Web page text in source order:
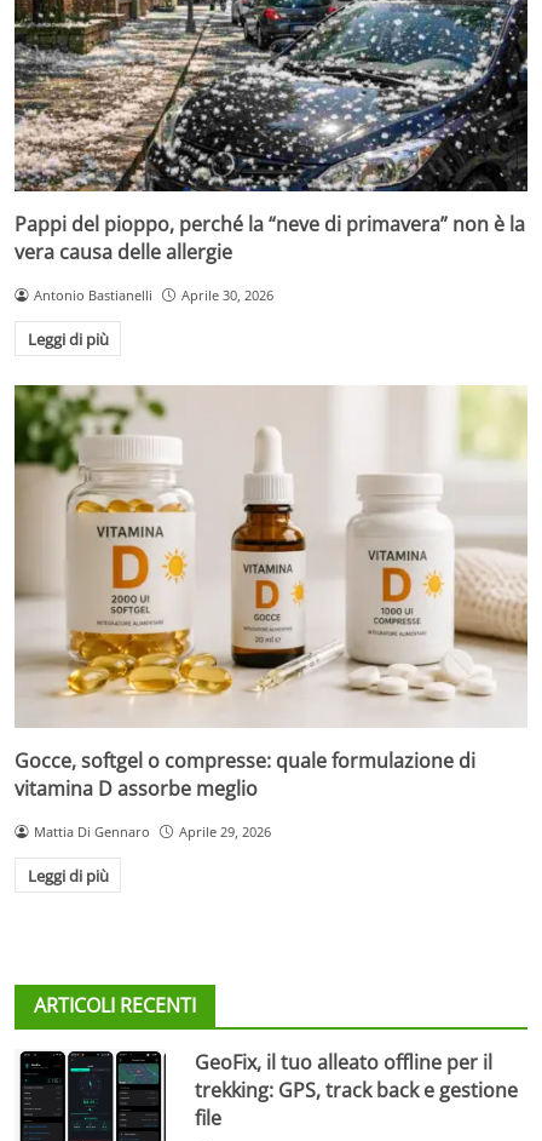
Pappi del pioppo, perché la “neve di primavera” non è la
vera causa delle allergie
Antonio Bastianelli Aprile 30, 2026
Leggi di più
Gocce, softgel o compresse: quale formulazione di
vitamina D assorbe meglio
Mattia Di Gennaro Aprile 29, 2026
Leggi di più
ARTICOLI RECENTI
GeoFix, il tuo alleato offline per il
trekking: GPS, track back e gestione
file